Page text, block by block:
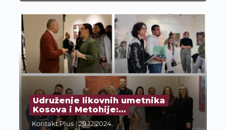
Udruženje likovnih umetnika
Kosova i Metohije:…
Kontakt Plus 29.12.2024.